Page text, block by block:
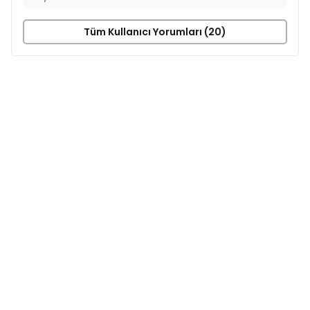
Tüm Kullanıcı Yorumları (20)